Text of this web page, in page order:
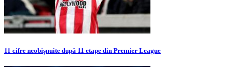
11 cifre neobișnuite după 11 etape din Premier League